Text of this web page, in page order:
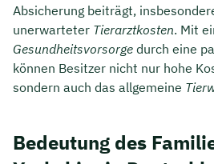
Absicherung beiträgt,
unerwarteter Tierarztkosten. Mit
Gesundheitsvorsorge durch eine
können Besitzer nicht nur hohe
sondern auch das allgemeine
Bedeutung des